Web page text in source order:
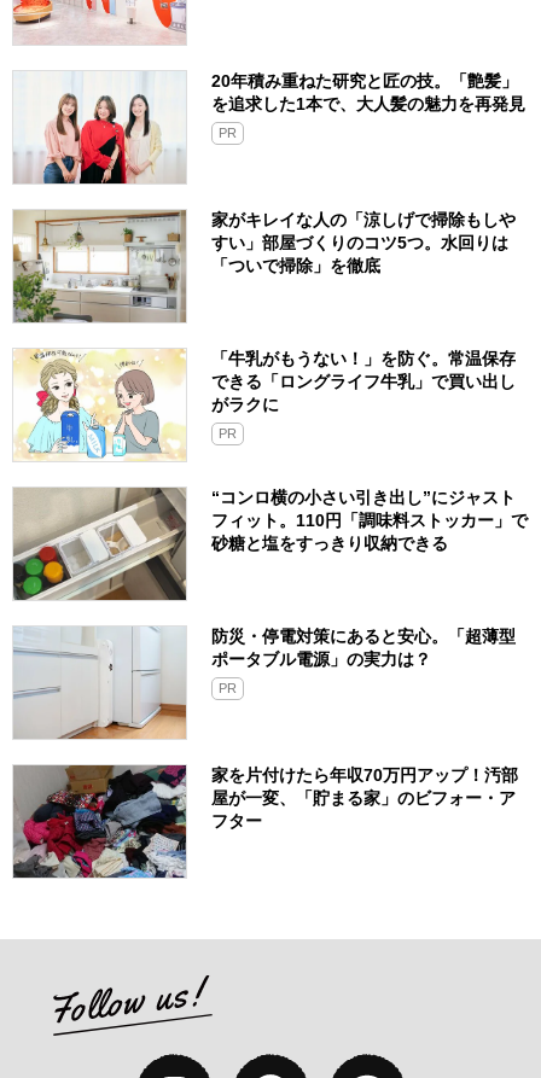
20年積み重ねた研究と匠の技。「艶髪」
を追求した1本で、大人髪の魅力を再発見
PR
家がキレイな人の「涼しげで掃除もしや
すい」部屋づくりのコツ5つ。水回りは
「ついで掃除」を徹底
「牛乳がもうない！」を防ぐ。常温保存
できる「ロングライフ牛乳」で買い出し
がラクに
PR
“コンロ横の小さい引き出し”にジャスト
フィット。110円「調味料ストッカー」で
砂糖と塩をすっきり収納できる
防災・停電対策にあると安心。「超薄型
ポータブル電源」の実力は？​
PR
家を片付けたら年収70万円アップ！汚部
屋が一変、「貯まる家」のビフォー・ア
フター